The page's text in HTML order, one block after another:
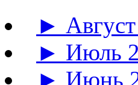
►
► Июль
► Июнь